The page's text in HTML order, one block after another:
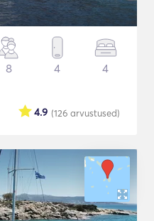
8 4 4
(126 arvustused)
4.9